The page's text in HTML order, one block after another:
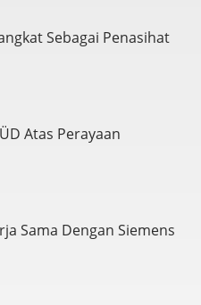
Sebagai Penasihat
Atas Perayaan
Sama Dengan Siemens